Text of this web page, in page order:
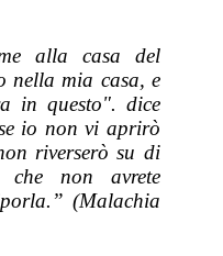
alla casa del
nella mia casa, e
in questo". dice
io non vi aprirò
riverserò su di
che non avrete
(Malachia